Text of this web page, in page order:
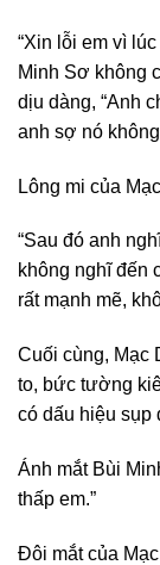
“Xin lỗi em vì
Minh Sơ không
dịu dàng, “Anh
anh sợ nó
Lông mi của
“Sau đó anh
không nghĩ đến
rất mạnh mẽ,
Cuối cùng, Mạc
to, bức tường
có dấu hiệu sụp
Ánh mắt Bùi
thấp em.”
Đôi mắt của